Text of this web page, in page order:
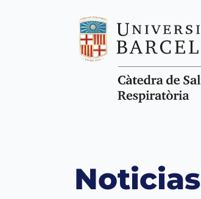
Noticias